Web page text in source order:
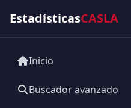
EstadísticasCASLA
Inicio
Buscador avanzado